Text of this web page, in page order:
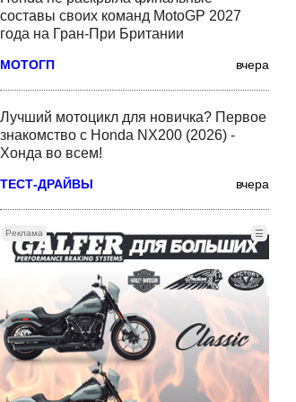
составы своих команд MotoGP 2027
года на Гран-При Британии
МОТОГП вчера
Лучший мотоцикл для новичка? Первое
знакомство с Honda NX200 (2026) -
Хонда во всем!
ТЕСТ-ДРАЙВЫ вчера
Реклама ☰